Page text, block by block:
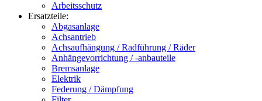
Arbeitsschutz
Ersatzteile:
Abgasanlage
Achsantrieb
Achsaufhängung / Radführung / Räder
Anhängevorrichtung / -anbauteile
Bremsanlage
Elektrik
Federung / Dämpfung